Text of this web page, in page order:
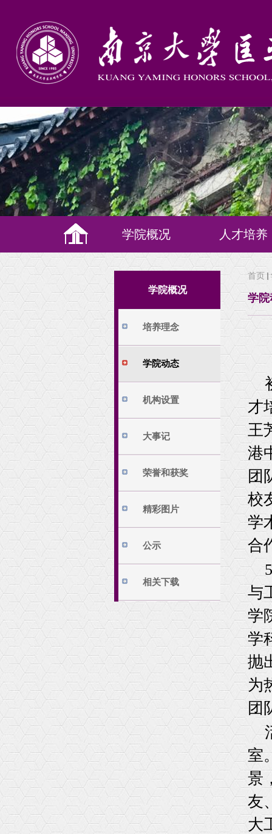
学院概况
培养理念
机构设置
人才培养
教学体系
培养方案
本科生科研
本科生科研训练
学院概况
培养理念
学院动态
机构设置
大事记
荣誉和获奖
精彩图片
公示
相关下载
首页
学院
才
王
港
团
校
学
合
5
与
学
学
抛
为
团
室
景
友
大